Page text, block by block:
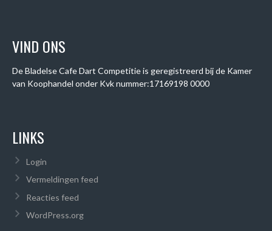
VIND ONS
De Bladelse Cafe Dart Competitie is geregistreerd bij de Kamer
van Koophandel onder Kvk nummer:17169198 0000
LINKS
Login
Vermeldingen feed
Reacties feed
WordPress.org